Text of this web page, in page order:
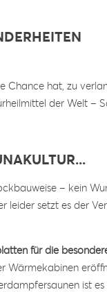
hat, zu
der Welt –
– kein
leider setzt es der
für die
ist